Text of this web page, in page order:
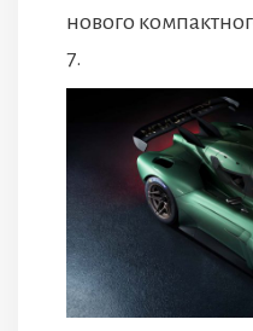
нового
7.